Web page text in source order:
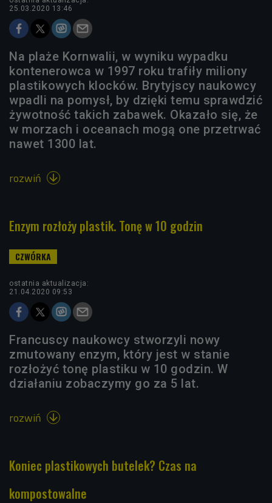
25.03.2020 13:46
Na plaże Kornwalii, w wyniku wypadku
kontenerowca w 1997 roku trafiły miliony
plastikowych klocków. Brytyjscy naukowcy
wpadli na pomysł, by dzięki temu sprawdzić
żywotność takich zabawek. Okazało się, że
w morzach i oceanach mogą one przetrwać
nawet 1300 lat.
rozwiń 
Enzym rozłoży plastik. Tonę w 10 godzin
ostatnia aktualizacja:
21.04.2020 09:53
Francuscy naukowcy stworzyli nowy
zmutowany enzym, który jest w stanie
rozłożyć tonę plastiku w 10 godzin. W
działaniu zobaczymy go za 5 lat.
rozwiń 
Koniec plastikowych butelek? Czas na
kompostowalne